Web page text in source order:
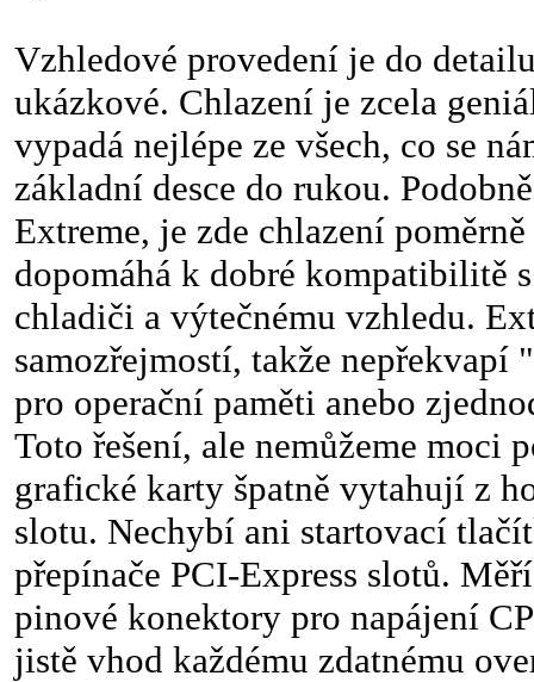
Vzhledové provedení je do
ukázkové. Chlazení je zcela
vypadá nejlépe ze všech, co se
základní desce do rukou.
Extreme, je zde chlazení
dopomáhá k dobré kompatibilitě
chladiči a výtečnému vzhledu.
samozřejmostí, takže nepřekvapí
pro operační paměti anebo
Toto řešení, ale nemůžeme moci
grafické karty špatně vytahují z
slotu. Nechybí ani startovací
přepínače PCI-Express slotů.
pinové konektory pro napájení
jistě vhod každému zdatnému